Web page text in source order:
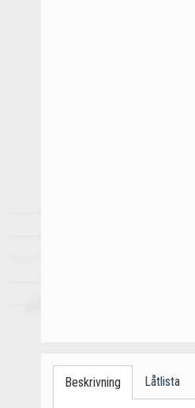
Beskrivning Låtlista